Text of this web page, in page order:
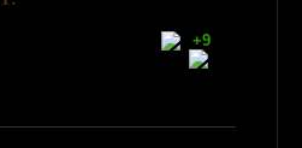
+9